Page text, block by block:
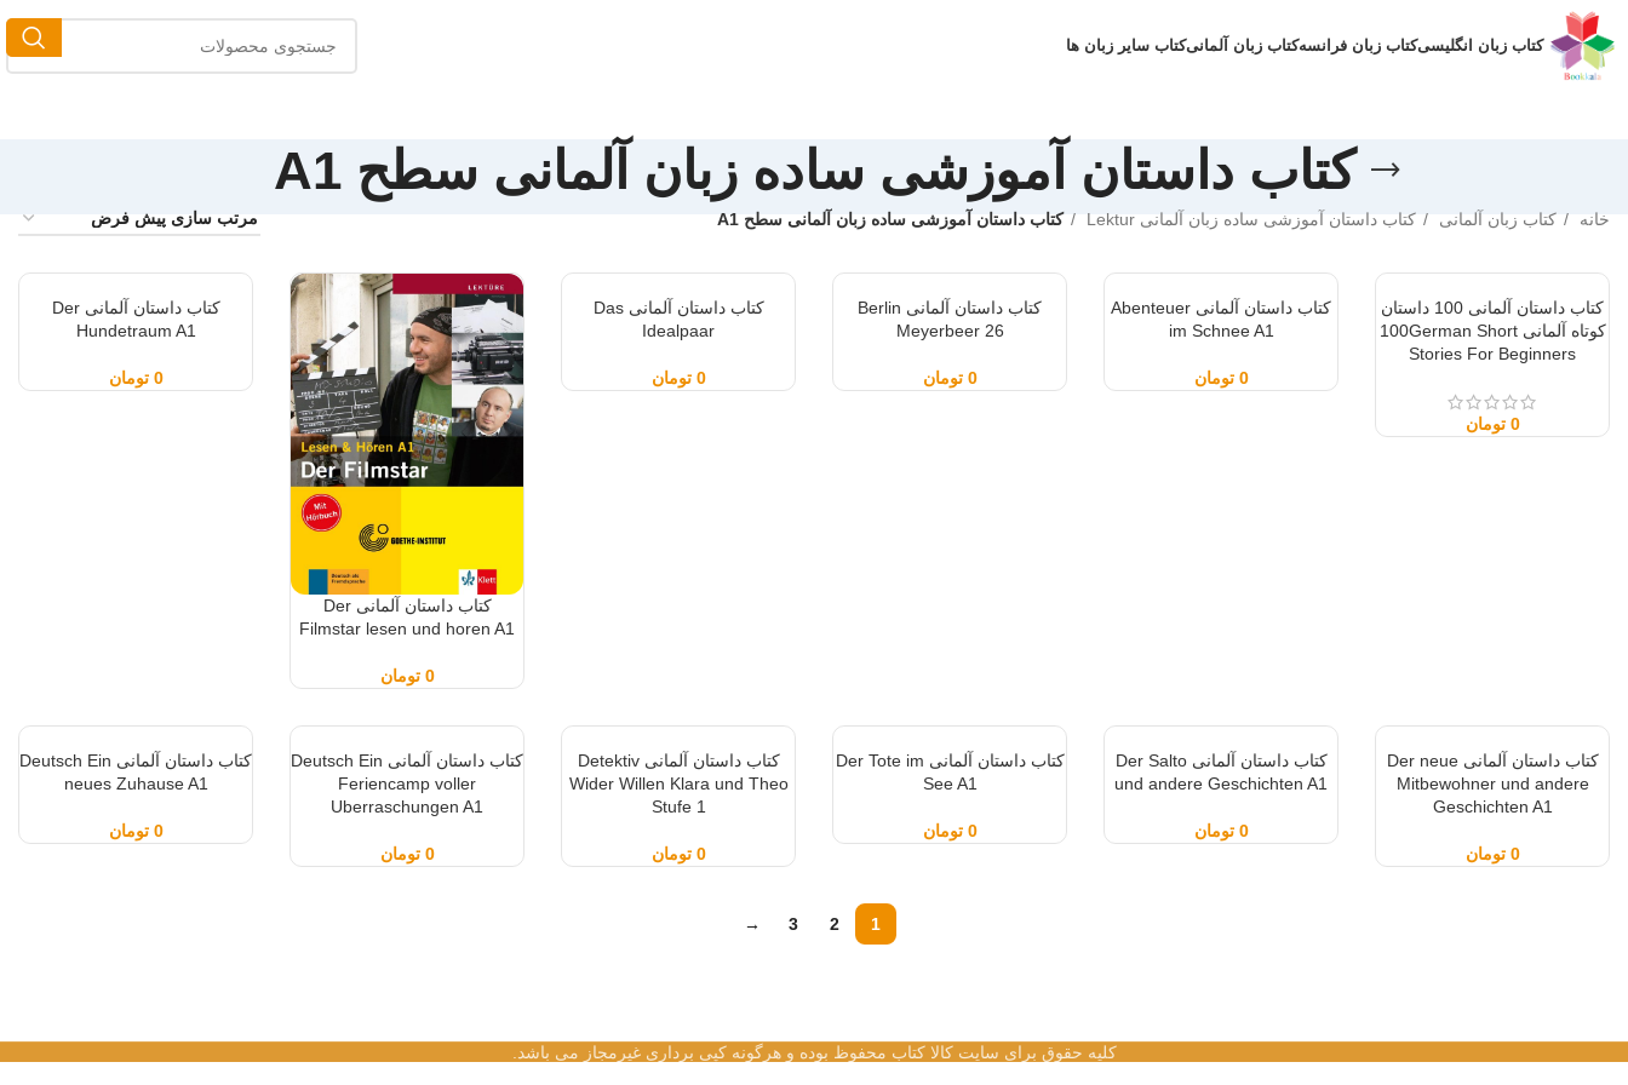
کتاب زبان انگلیسیکتاب زبان فرانسهکتاب زبان آلمانیکتاب سایر زبان ها
کتاب داستان آموزشی ساده زبان آلمانی سطح A1
خانه کتاب زبان آلمانی کتاب داستان آموزشی ساده زبان آلمانی Lektur کتاب داستان آموزشی ساده زبان آلمانی سطح A1
کتاب داستان آلمانی 100 داستان
کوتاه آلمانی 100German Short
Stories For Beginners
0 تومان
کتاب داستان آلمانی Abenteuer
im Schnee A1
0 تومان
کتاب داستان آلمانی Berlin
Meyerbeer 26
0 تومان
کتاب داستان آلمانی Das
Idealpaar
0 تومان
کتاب داستان آلمانی Der
Filmstar lesen und horen A1
0 تومان
کتاب داستان آلمانی Der
Hundetraum A1
0 تومان
کتاب داستان آلمانی Der neue
Mitbewohner und andere
Geschichten A1
0 تومان
کتاب داستان آلمانی Der Salto
und andere Geschichten A1
0 تومان
کتاب داستان آلمانی Der Tote im
See A1
0 تومان
کتاب داستان آلمانی Detektiv
Wider Willen Klara und Theo
Stufe 1
0 تومان
کتاب داستان آلمانی Deutsch Ein
Feriencamp voller
Uberraschungen A1
0 تومان
کتاب داستان آلمانی Deutsch Ein
neues Zuhause A1
0 تومان
1
2
3
→
کلیه حقوق برای سایت کالا کتاب محفوظ بوده و هرگونه کپی برداری غیرمجاز می باشد.